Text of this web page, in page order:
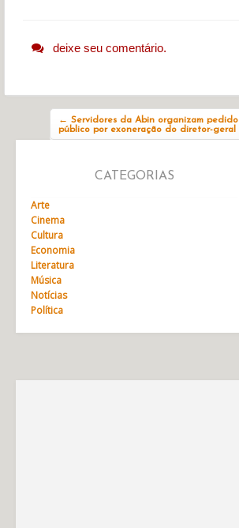
deixe seu comentário.
← Servidores da Abin organizam pedido
público por exoneração do diretor-geral
CATEGORIAS
Arte
Cinema
Cultura
Economia
Literatura
Música
Notícias
Política